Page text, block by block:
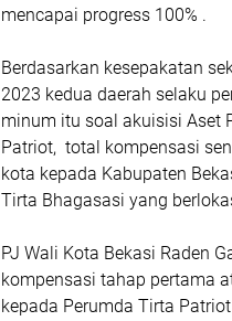
mencapai progress
Berdasarkan kesepakatan
2023 kedua daerah selaku
minum itu soal akuisisi Aset
Patriot, total kompensasi
kota kepada Kabupaten
Tirta Bhagasasi yang
PJ Wali Kota Bekasi Raden
kompensasi tahap pertama
kepada Perumda Tirta